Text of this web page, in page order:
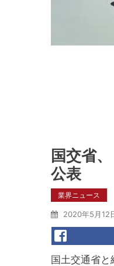
国交省
公表
業界ニュース
2020年5月12
国土交通省と